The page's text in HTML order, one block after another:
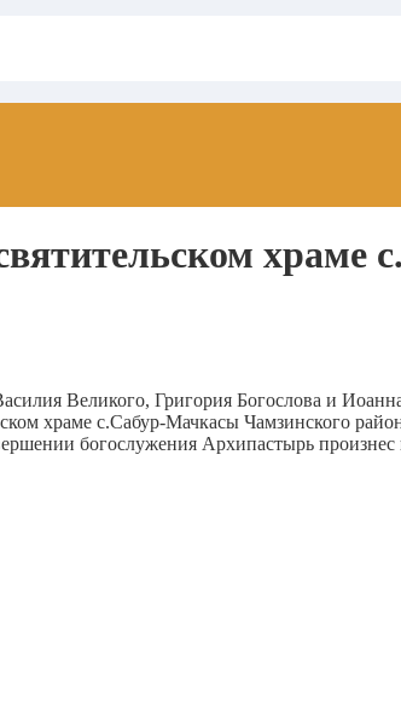
Великого, Григория Богослова и
храме с.Сабур-Мачкасы Чамзинского
богослужения Архипастырь